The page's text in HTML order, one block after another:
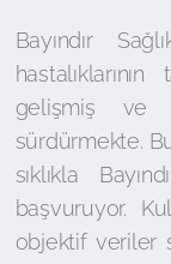
Bayındır
gelişmiş ve
sürdürmekte.
sıklıkla
başvuruyor.
objektif veriler